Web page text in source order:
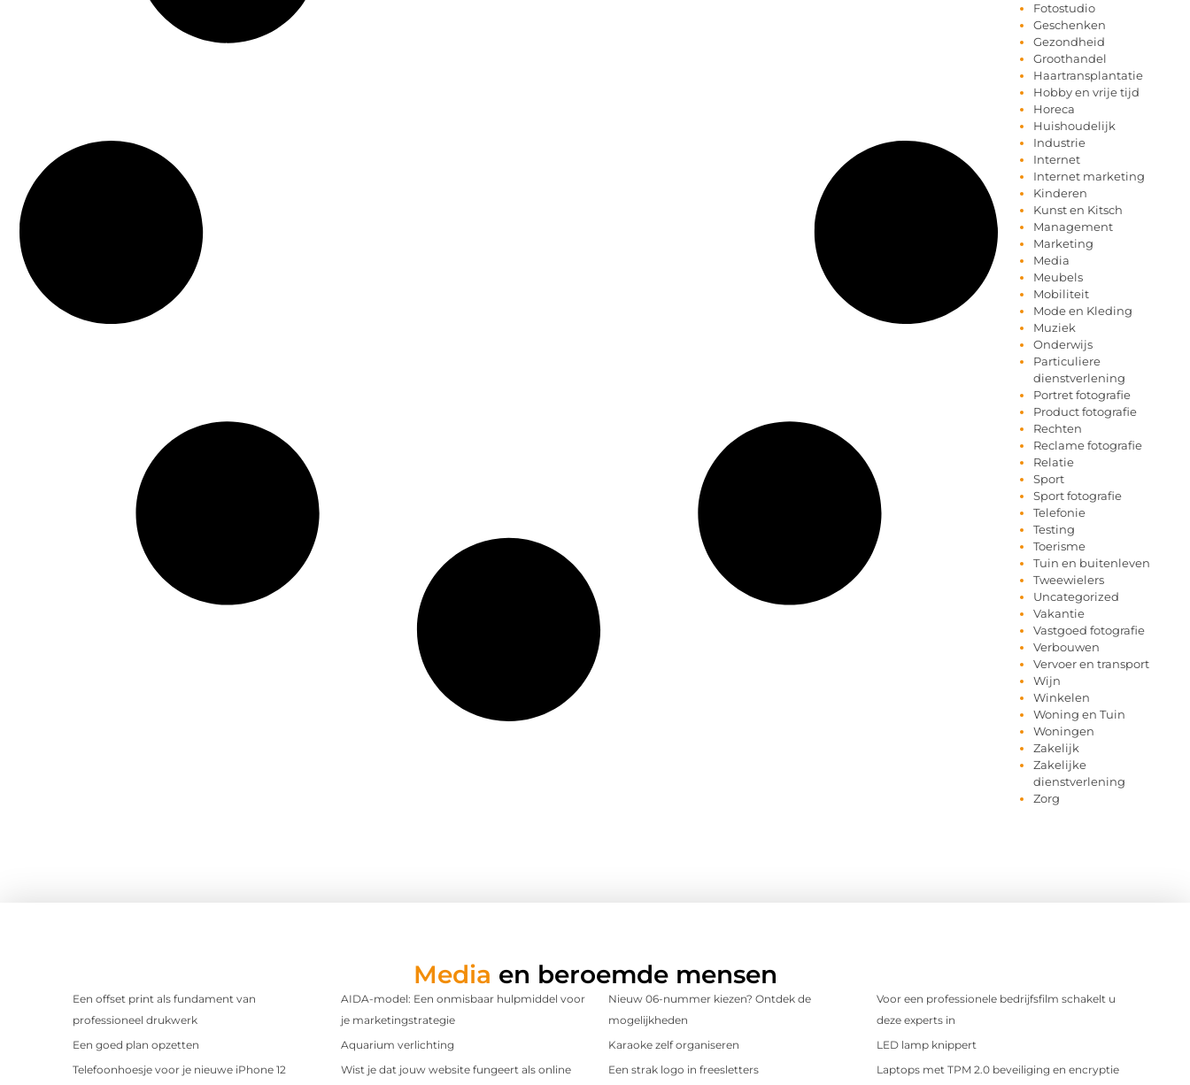
Fotostudio
Geschenken
Gezondheid
Groothandel
Haartransplantatie
Hobby en vrije tijd
Horeca
Huishoudelijk
Industrie
Internet
Internet marketing
Kinderen
Kunst en Kitsch
Management
Marketing
Media
Meubels
Mobiliteit
Mode en Kleding
Muziek
Onderwijs
Particuliere
dienstverlening
Portret fotografie
Product fotografie
Rechten
Reclame fotografie
Relatie
Sport
Sport fotografie
Telefonie
Testing
Toerisme
Tuin en buitenleven
Tweewielers
Uncategorized
Vakantie
Vastgoed fotografie
Verbouwen
Vervoer en transport
Wijn
Winkelen
Woning en Tuin
Woningen
Zakelijk
Zakelijke
dienstverlening
Zorg
Media en beroemde mensen
Een offset print als fundament van
professioneel drukwerk
AIDA-model: Een onmisbaar hulpmiddel voor
je marketingstrategie
Nieuw 06-nummer kiezen? Ontdek de
mogelijkheden
Voor een professionele bedrijfsfilm schakelt u
deze experts in
Een goed plan opzetten
Aquarium verlichting Karaoke zelf organiseren
LED lamp knippert
Telefoonhoesje voor je nieuwe iPhone 12
Wist je dat jouw website fungeert als online
Een strak logo in freesletters Laptops met TPM 2.0 beveiliging en encryptie